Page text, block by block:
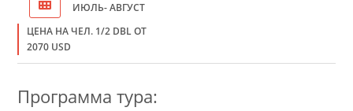
ИЮЛЬ- АВГУСТ
ЦЕНА НА ЧЕЛ. 1/2 DBL ОТ
2070 USD
Программа тура: